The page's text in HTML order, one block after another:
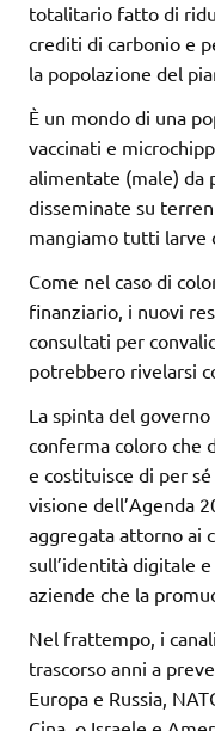
totalitario fatto di
crediti di carbonio e
la popolazione del
È un mondo di una
vaccinati e
alimentate (male) da
disseminate su
mangiamo tutti larve
Come nel caso di
finanziario, i nuovi
consultati per
potrebbero rivelarsi
La spinta del
conferma coloro che
e costituisce di per
visione dell’Agenda
aggregata attorno ai
sull’identità digitale
aziende che la
Nel frattempo, i
trascorso anni a
Europa e Russia,